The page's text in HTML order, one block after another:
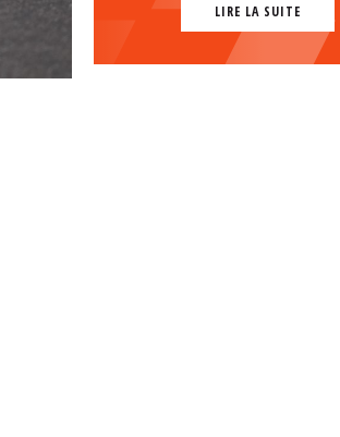
LIRE LA SUITE